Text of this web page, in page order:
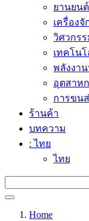
ยานยนต์
เครื่องจั
วิศวกร
เทคโน
พลังงา
อุตสาห
การขน
ร้านค้า
บทความ
: ไทย
ไทย
Home